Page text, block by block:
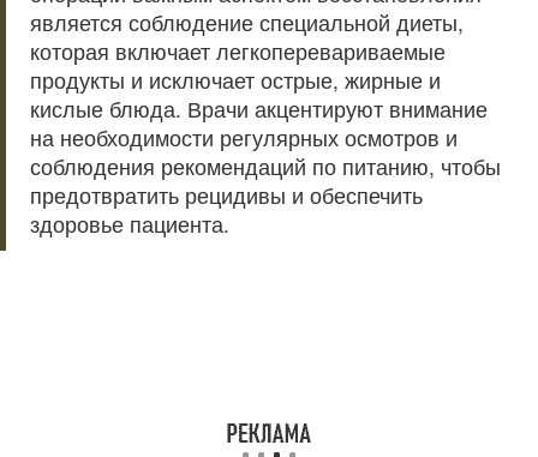
является соблюдение специальной диеты,
которая включает легкоперевариваемые
продукты и исключает острые, жирные и
кислые блюда. Врачи акцентируют внимание
на необходимости регулярных осмотров и
соблюдения рекомендаций по питанию, чтобы
предотвратить рецидивы и обеспечить
здоровье пациента.